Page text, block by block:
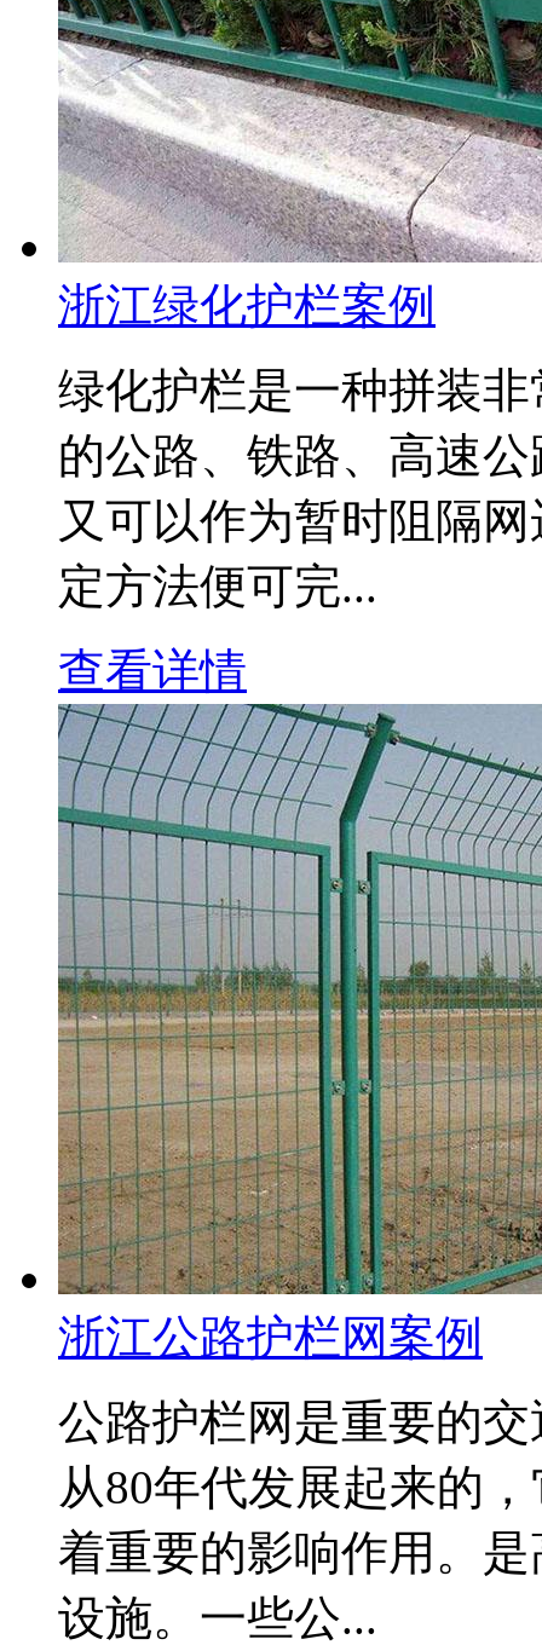
浙江绿化护栏案例
绿化护栏是一种拼装
的公路、铁路、高速
又可以作为暂时阻隔
定方法便可完...
查看详情
浙江公路护栏网案例
公路护栏网是重要的
从80年代发展起来的
着重要的影响作用。
设施。一些公...